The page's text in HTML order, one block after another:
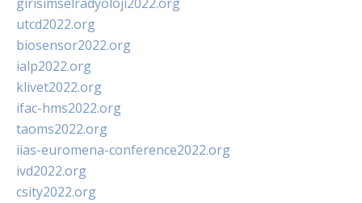
utcd2022.org
biosensor2022.org
ialp2022.org
klivet2022.org
ifac-hms2022.org
taoms2022.org
iias-euromena-conference2022.org
ivd2022.org
csity2022.org